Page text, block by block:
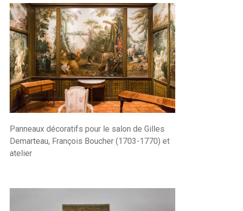
Panneaux décoratifs pour le salon de Gilles
Demarteau, François Boucher (1703-1770) et
atelier